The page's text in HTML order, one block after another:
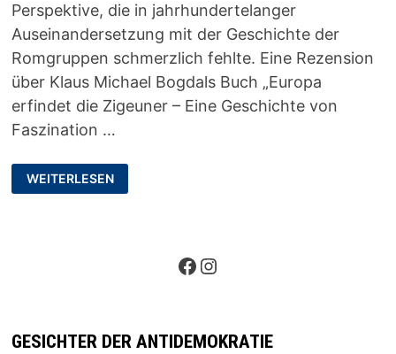
Perspektive, die in jahrhundertelanger
Auseinandersetzung mit der Geschichte der
Romgruppen schmerzlich fehlte. Eine Rezension
über Klaus Michael Bogdals Buch „Europa
erfindet die Zigeuner – Eine Geschichte von
Faszination …
“NOTHING
ABOUT
US
WEITERLESEN
Facebook
Instagram
GESICHTER DER ANTIDEMOKRATIE